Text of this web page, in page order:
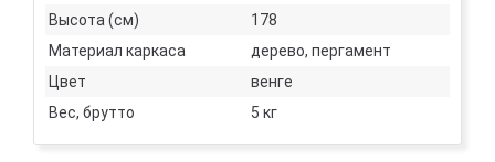
Высота (см)
178
Материал каркаса
дерево, пергамент
Цвет
венге
Вес, брутто
5 кг